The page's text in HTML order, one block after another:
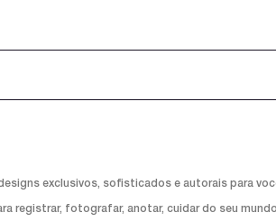
exclusivos, sofisticados e autorais para
registrar, fotografar, anotar, cuidar do seu